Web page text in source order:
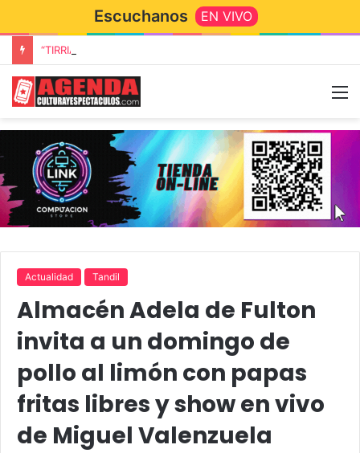
Escuchanos EN VIVO
Actualidad Tandil
Almacén Adela de Fulton
invita a un domingo de
pollo al limón con papas
fritas libres y show en vivo
de Miguel Valenzuela